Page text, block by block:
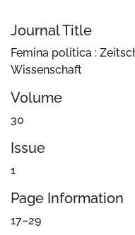
Journal Title
Femina politica :
Wissenschaft
Volume
30
Issue
1
Page Information
17–29